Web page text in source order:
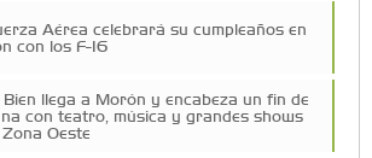
Aérea celebrará su cumpleaños en
con los F-16
Bien llega a Morón y encabeza un fin de
con teatro, música y grandes shows
Oeste